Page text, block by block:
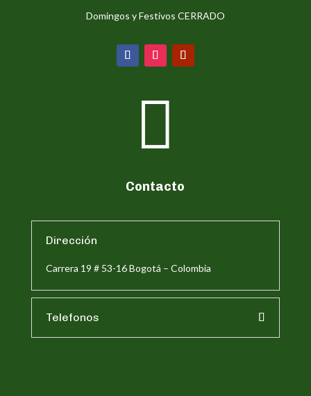
Domingos y Festivos CERRADO

Contacto
Dirección
Carrera 19 # 53-16 Bogotá – Colombia
Telefonos